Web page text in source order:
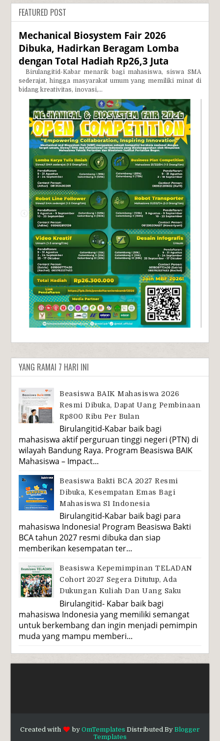
FEATURED POST
Mechanical Biosystem Fair 2026
Dibuka, Hadirkan Beragam Lomba
dengan Total Hadiah Rp26,3 Juta
Birulangitid-Kabar menarik bagi mahasiswa, siswa SMA
sederajat, hingga masyarakat umum yang memiliki minat di
bidang kreativitas, inovasi,...
YANG RAMAI 7 HARI INI
Beasiswa BAIK Mahasiswa 2026
Resmi Dibuka, Dapat Uang Pembinaan
Rp800 Ribu Per Bulan
Birulangitid-Kabar baik bagi
mahasiswa aktif perguruan tinggi negeri (PTN) di
wilayah Bandung Raya. Program Beasiswa BAIK
Mahasiswa – Impact...
Beasiswa Bakti BCA 2027 Resmi
Dibuka, Kesempatan Emas Bagi
Mahasiswa S1 Indonesia
Birulangitid-Kabar baik bagi para
mahasiswa Indonesia! Program Beasiswa Bakti
BCA tahun 2027 resmi dibuka dan siap
memberikan kesempatan ter...
Beasiswa Kepemimpinan TELADAN
Cohort 2027 Segera Ditutup, Ada
Dukungan Kuliah Dan Uang Saku
Birulangitid- Kabar baik bagi
mahasiswa Indonesia yang memiliki semangat
untuk berkembang dan ingin menjadi pemimpin
muda yang mampu memberi...
Created with by OmTemplates Distributed By Blogger
Templates